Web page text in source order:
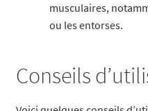
musculaires,
ou les entorses.
Conseils